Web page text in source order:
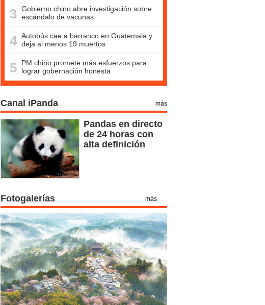
3 Gobierno chino abre investigación sobre
escándalo de vacunas
4 Autobús cae a barranco en Guatemala y
deja al menos 19 muertos
5
PM chino promete más esfuerzos para
lograr gobernación honesta
Canal iPanda más
Pandas en directo
de 24 horas con
alta definición
Fotogalerías más